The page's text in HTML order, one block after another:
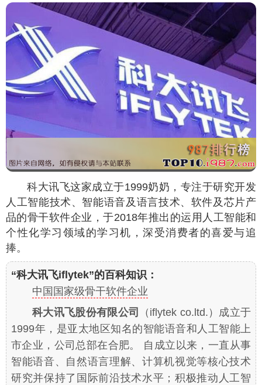
科大讯飞这家成立于1999奶奶，专注于研究开发
人工智能技术、智能语音及语言技术、软件及芯片产
品的骨干软件企业，于2018年推出的运用人工智能和
个性化学习领域的学习机，深受消费者的喜爱与追
捧。
“科大讯飞iflytek”的百科知识：
中国国家级骨干软件企业
科大讯飞股份有限公司
（iflytek co.ltd.）成立于
1999年，是亚太地区知名的智能语音和人工智能上
市企业，公司总部在合肥。 自成立以来，一直从事
智能语音、自然语言理解、计算机视觉等核心技术
研究并保持了国际前沿技术水平；积极推动人工智